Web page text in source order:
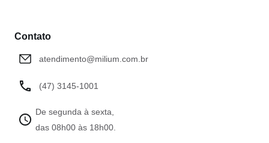
Contato
atendimento@milium.com.br
(47) 3145-1001
De segunda à sexta,
das 08h00 às 18h00.